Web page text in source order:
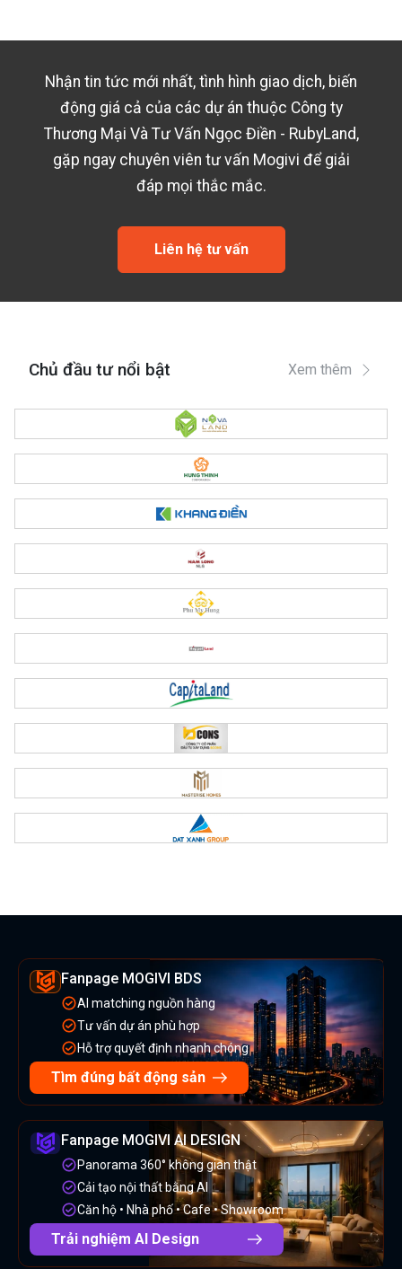
Nhận tin tức mới nhất, tình hình giao dịch, biến
động giá cả của các dự án thuộc Công ty
Thương Mại Và Tư Vấn Ngọc Điền - RubyLand,
gặp ngay chuyên viên tư vấn Mogivi để giải
đáp mọi thắc mắc.
Liên hệ tư vấn
Chủ đầu tư nổi bật Xem thêm
Fanpage MOGIVI BDS
AI matching nguồn hàng
Tư vấn dự án phù hợp
Hỗ trợ quyết định nhanh chóng
Tìm đúng bất động sản
Fanpage MOGIVI AI DESIGN
Panorama 360° không gian thật
Cải tạo nội thất bằng AI
Căn hộ • Nhà phố • Cafe • Showroom
Trải nghiệm AI Design